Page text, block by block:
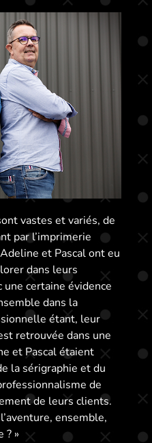
vastes et variés, de
par l’imprimerie
et Pascal ont eu
dans leurs
une certaine évidence
dans la
étant, leur
retrouvée dans une
et Pascal étaient
la sérigraphie et du
de
de leurs clients.
ensemble,
? »